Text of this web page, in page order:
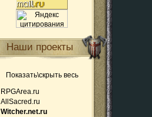
Наши проекты
Показать\скрыть весь
RPGArea.ru
AllSacred.ru
Witcher.net.ru